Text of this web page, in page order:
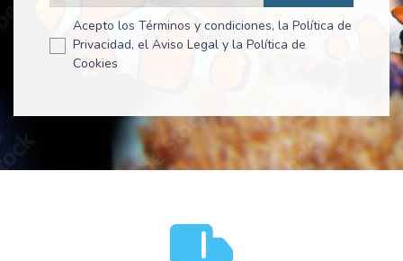
Acepto los Términos y condiciones, la Política de
Privacidad, el Aviso Legal y la Política de
Cookies